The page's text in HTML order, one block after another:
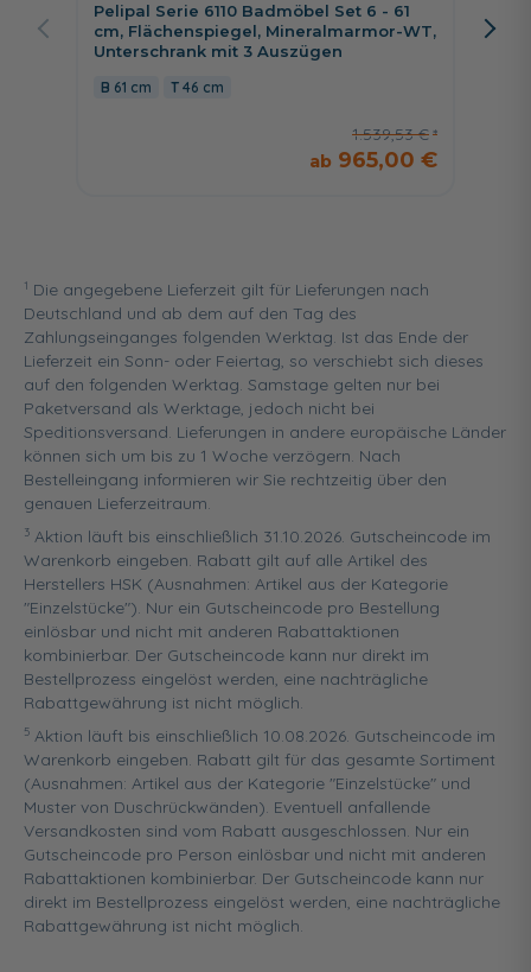
Pelipal Serie 6110 Badmöbel Set 6 - 61
cm, Flächenspiegel, Mineralmarmor-WT,
Unterschrank mit 3 Auszügen
61 cm 46 cm
1.539,53 €
965,00 €
cm,
1 Die angegebene Lieferzeit gilt für Lieferungen nach
Deutschland und ab dem auf den Tag des
Zahlungseinganges folgenden Werktag. Ist das Ende der
Lieferzeit ein Sonn- oder Feiertag, so verschiebt sich dieses
auf den folgenden Werktag. Samstage gelten nur bei
Paketversand als Werktage, jedoch nicht bei
Speditionsversand. Lieferungen in andere europäische Länder
können sich um bis zu 1 Woche verzögern. Nach
Bestelleingang informieren wir Sie rechtzeitig über den
genauen Lieferzeitraum.
3 Aktion läuft bis einschließlich 31.10.2026. Gutscheincode im
Warenkorb eingeben. Rabatt gilt auf alle Artikel des
Herstellers HSK (Ausnahmen: Artikel aus der Kategorie
"Einzelstücke"). Nur ein Gutscheincode pro Bestellung
einlösbar und nicht mit anderen Rabattaktionen
kombinierbar. Der Gutscheincode kann nur direkt im
Bestellprozess eingelöst werden, eine nachträgliche
Rabattgewährung ist nicht möglich.
5 Aktion läuft bis einschließlich 10.08.2026. Gutscheincode im
Warenkorb eingeben. Rabatt gilt für das gesamte Sortiment
(Ausnahmen: Artikel aus der Kategorie "Einzelstücke" und
Muster von Duschrückwänden). Eventuell anfallende
Versandkosten sind vom Rabatt ausgeschlossen. Nur ein
Gutscheincode pro Person einlösbar und nicht mit anderen
Rabattaktionen kombinierbar. Der Gutscheincode kann nur
direkt im Bestellprozess eingelöst werden, eine nachträgliche
Rabattgewährung ist nicht möglich.